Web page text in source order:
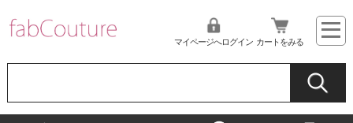
マイページへログイン カートをみる